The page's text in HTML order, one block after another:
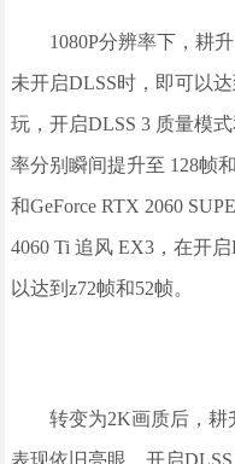
1080P分辨率下，耕
未开启DLSS时，即可以
玩，开启DLSS 3 质量模
率分别瞬间提升至 128帧
和GeForce RTX 2060
4060 Ti 追风 EX3，在开
以达到z72帧和52帧。
转变为2K画质后，耕
表现依旧亮眼，开启